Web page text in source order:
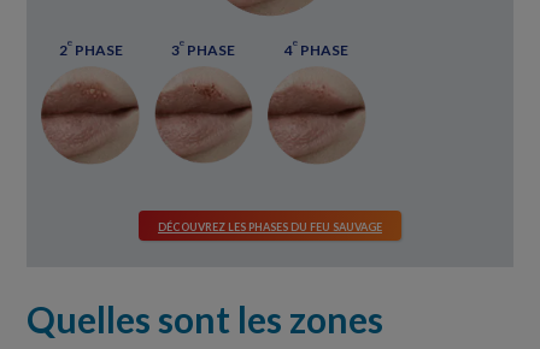
2ePHASE 3e PHASE 4e PHASE
DÉCOUVREZ LES PHASES DU FEU SAUVAGE
Quelles sont les zones